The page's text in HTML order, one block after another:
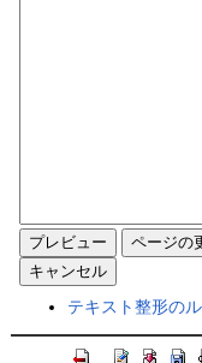
テキスト整形の